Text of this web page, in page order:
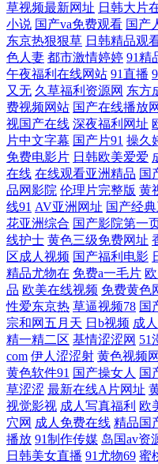
莓 av小电影导航 大香蕉伊人網
频 午夜五月天福利 91精品大香
入口 欧美性爱丝袜诱惑 日韩
91在线视频国 超碰综合TV 海
午夜看片 91福利色区 av福利网
色 亚洲九一青草 91入口在线观
91 日韩AA电影 亚洲日韩一二
操B 婷婷激情一区 中文字幕禁
视频网站18污 91黄色图片
日韩色情AV导航 亚洲色图美腿
合色网 av高清在线观看 国产91
大香蕉小说 97干超碰 超碰资
草视频最新网址 日韩大片
小说 国产va免费观看 国产
东京热狠狠草 日韩精品观
色人妻 都市激情婷婷 91精
午夜福利在线网站 91直播
又无 久草福利资源网 东方
费视频网站 国产在线播放
视国产在线 深夜福利网址
片中文字幕 国产片91 操久
免费电影片 日韩欧美爱爱
在线 在线观看亚洲精品 国
品网影院 伦理片完整版 黄
线91 AV亚洲网址 国产经
花亚洲综合 国产影院第一
线护士 黄色三级免费网址
区成人视频 国产福利电影
精品尤物在 免费a一毛片
品 欧美在线视频 免费黄色
性爱东京热 草逼视频78 国
宗和网五月天 日b视频 成
精一精二区 基情涩涩网 51
com 伊人涩涩射 黄色视频
黄色软件91 国产操女人 国
草涩涩 最新在线A片网址
视觉影视 成人写真福利 欧
穴网 成人免费在线 精品国
播放 91制作传媒 岛国av资
日韩美女直播 91尤物69 蜜